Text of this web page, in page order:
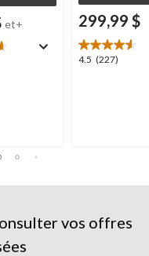
et+ 299,99 $
4.5 (227)
4.5
vos offres